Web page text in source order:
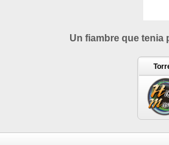
Un fiambre que